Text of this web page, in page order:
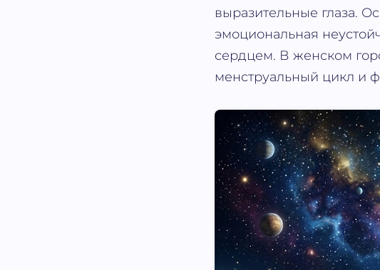
выразительные глаза.
эмоциональная
сердцем. В женском
менструальный цикл и